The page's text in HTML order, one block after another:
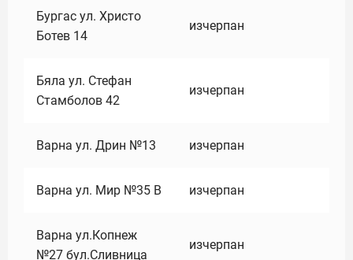
Бургас ул. Христо
Ботев 14
изчерпан
Бяла ул. Стефан
Стамболов 42
изчерпан
Варна ул. Дрин №13 изчерпан
Варна ул. Мир №35 В изчерпан
Варна ул.Копнеж
№27 бул.Сливница
изчерпан